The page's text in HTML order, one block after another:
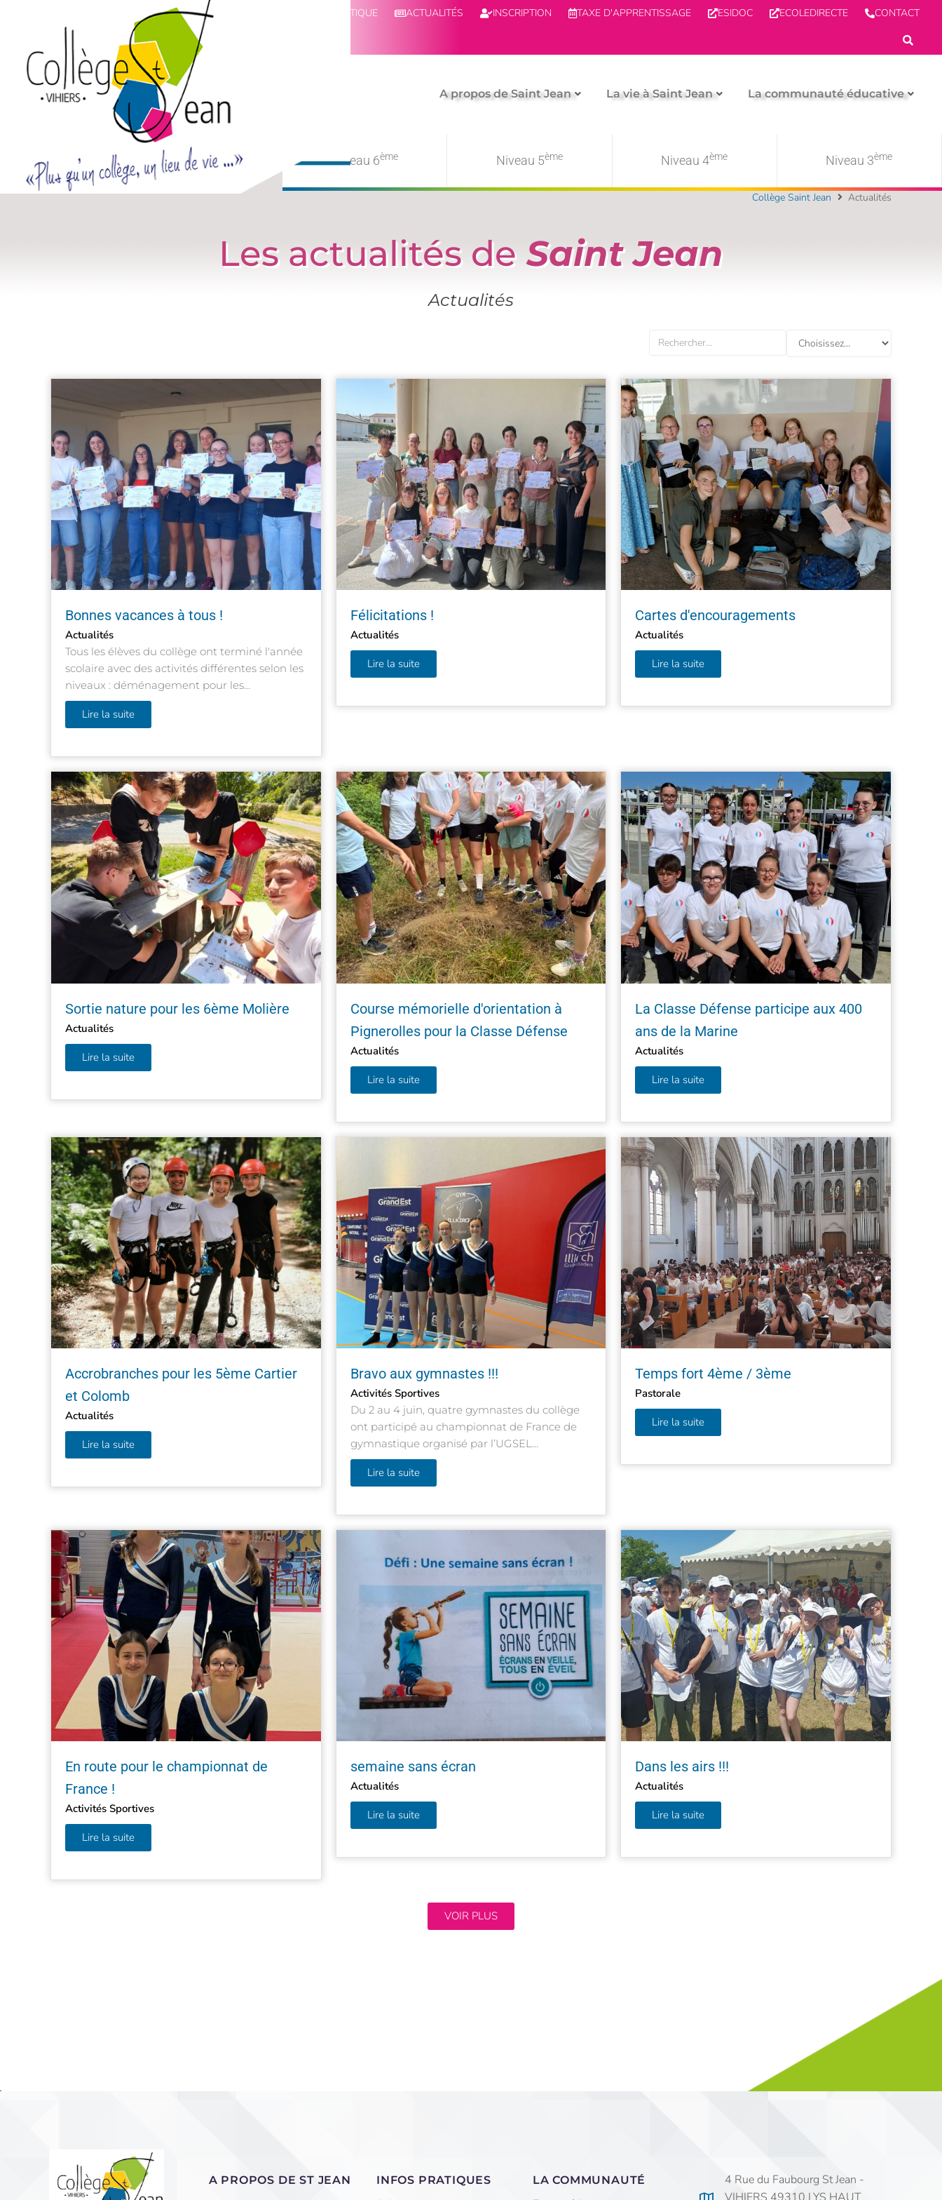
BOUTIQUE ACTUALITÉS INSCRIPTION TAXE D'APPRENTISSAGE ESIDOC ECOLEDIRECTE CONTACT
A propos de Saint Jean La vie à Saint Jean La communauté éducative
Niveau 6ème Niveau 5ème Niveau 4ème Niveau 3ème
Collège Saint Jean Actualités
Les actualités de Saint Jean
Actualités
Bonnes vacances à tous !
Actualités
Tous les élèves du collège ont terminé l'année
scolaire avec des activités différentes selon les
niveaux : déménagement pour les...
Lire la suite
Félicitations !
Actualités
Lire la suite
Cartes d'encouragements
Actualités
Lire la suite
Sortie nature pour les 6ème Molière
Actualités
Lire la suite
Course mémorielle d'orientation à
Pignerolles pour la Classe Défense
Actualités
Lire la suite
La Classe Défense participe aux 400
ans de la Marine
Actualités
Lire la suite
Accrobranches pour les 5ème Cartier
et Colomb
Actualités
Lire la suite
Bravo aux gymnastes !!!
Activités Sportives
Du 2 au 4 juin, quatre gymnastes du collège
ont participé au championnat de France de
gymnastique organisé par l’UGSEL...
Lire la suite
Temps fort 4ème / 3ème
Pastorale
Lire la suite
En route pour le championnat de
France !
Activités Sportives
Lire la suite
semaine sans écran
Actualités
Lire la suite
Dans les airs !!!
Actualités
Lire la suite
VOIR PLUS
A PROPOS DE ST JEAN INFOS PRATIQUES LA COMMUNAUTÉ
4 Rue du Faubourg St Jean -